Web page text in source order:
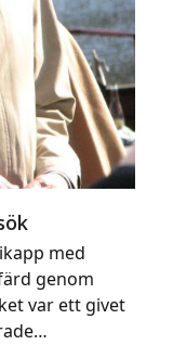
med
genom
var ett givet